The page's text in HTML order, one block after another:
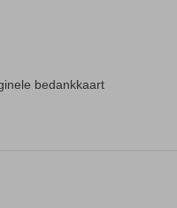
bedankkaart